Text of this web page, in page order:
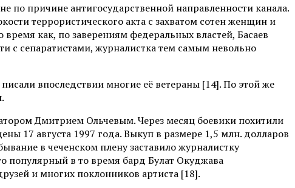
по причине антигосударственной направленности канала.
террористического акта с захватом сотен женщин и
как, по заверениям федеральных властей, Басаев
с сепаратистами, журналистка тем самым невольно
впоследствии многие её ветераны [14]. По этой же
Дмитрием Ольчевым. Через месяц боевики похитили
17 августа 1997 года. Выкуп в размере 1,5 млн. долларов
в чеченском плену заставило журналистку
популярный в то время бард Булат Окуджава
и многих поклонников артиста [18].